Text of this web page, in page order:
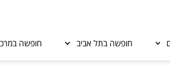
חופשה בתל אביב חופשה